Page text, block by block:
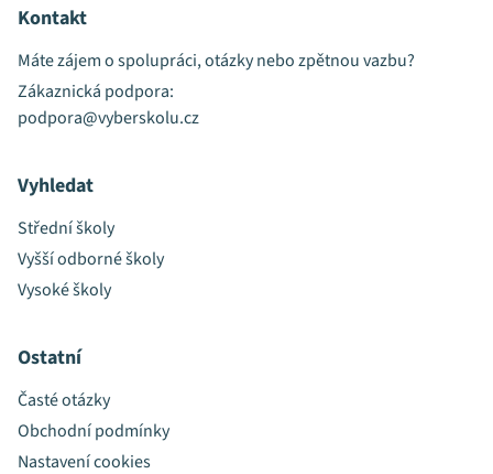
Kontakt
Máte zájem o spolupráci, otázky nebo zpětnou vazbu?
Zákaznická podpora:
podpora@vyberskolu.cz
Vyhledat
Střední školy
Vyšší odborné školy
Vysoké školy
Ostatní
Časté otázky
Obchodní podmínky
Nastavení cookies